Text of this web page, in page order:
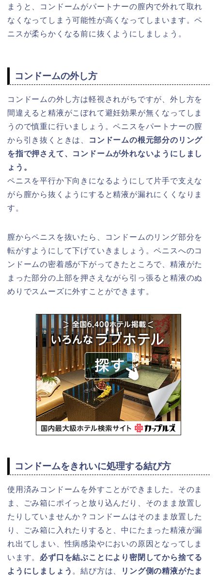
まうと、コンドームがパートナーの膣内で外れて取れ
なくなってしまう可能性が高くなってしまいます。ペ
ニスが柔らかくなる前に抜くようにしましょう。
コンドームの外し方
コンドームの外し方は軽視されがちですが、外し方を
間違えると精液がこぼれて避妊効果が無くなってしま
うので慎重に行いましょう。ペニスをパートナーの膣
から引き抜くときは、
コンドームの根元部分のリング
を指で押さえて、コンドームが外れないようにしまし
ょう。
ペニスを平行か下向きになるようにして片手で支えな
がら膣から抜くようにすると精液が漏れにくくなりま
す。
膣からペニスを抜いたら、コンドームのリング部分を
転がすようにして下げていきましょう。ペニスへのコ
ンドームの密着感が下がってきたところで、精液がた
まった部分の上部を押さえながら引っ張ると精液のぬ
めりでスムーズに外すことができます。
コンドームをきれいに処理する結び方
使用済みコンドームを外すことができました。そのま
ま、ごみ箱にポイっと放り込んだり、そのまま放置し
たりしていませんか？コンドームはそのまま放置した
り、ごみ箱に入れたりすると、中にたまった精液が漏
れ出てしまい、性病感染やにおいの原因となってしま
います。 必ず口を結ぶことにより密閉してから捨てる
ようにしましょう 。結び方は、
リング側の精液がたま